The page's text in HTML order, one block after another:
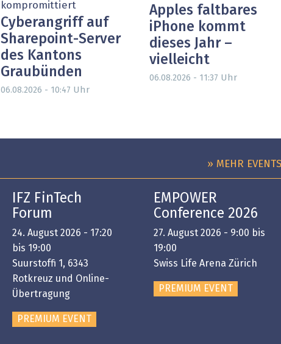
kompromittiert
Cyberangriff auf
Sharepoint-Server
des Kantons
Graubünden
06.08.2026 - 10:47 Uhr
Apples faltbares
iPhone kommt
dieses Jahr –
vielleicht
06.08.2026 - 11:37 Uhr
» MEHR EVENTS
IFZ FinTech
Forum
24. August 2026 - 17:20
bis 19:00
Suurstoffi 1, 6343
Rotkreuz und Online-
Übertragung
PREMIUM EVENT
EMPOWER
Conference 2026
27. August 2026 - 9:00 bis
19:00
Swiss Life Arena Zürich
PREMIUM EVENT